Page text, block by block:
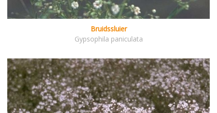
Bruidssluier
Gypsophila paniculata